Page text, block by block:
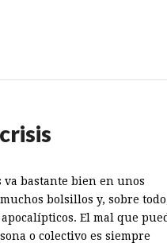
bastante bien en unos
bolsillos y, sobre
El mal que
o colectivo es siempre